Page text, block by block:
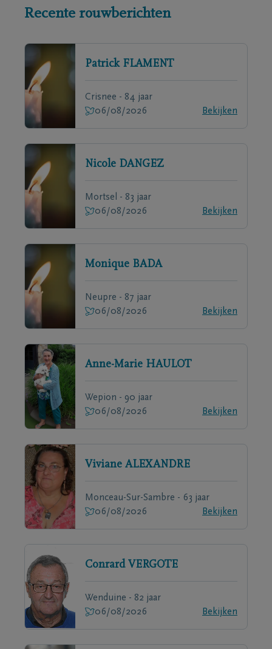
Recente rouwberichten
Patrick FLAMENT
Crisnee - 84 jaar
06/08/2026
Bekijken
Nicole DANGEZ
Mortsel - 83 jaar
06/08/2026
Bekijken
Monique BADA
Neupre - 87 jaar
06/08/2026
Bekijken
Anne-Marie HAULOT
Wepion - 90 jaar
06/08/2026
Bekijken
Viviane ALEXANDRE
Monceau-Sur-Sambre - 63 jaar
06/08/2026
Bekijken
Conrard VERGOTE
Wenduine - 82 jaar
06/08/2026
Bekijken